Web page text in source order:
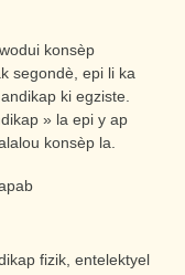
konsèp
segondè, epi li ka
ki egziste.
» la epi y ap
konsèp la.
fizik, entelektyel